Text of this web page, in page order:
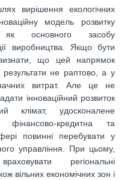
вирішення екологічних
модель розвитку
як основного засобу
виробництва. Якщо бути
що цей напрямок
результати не раптово, а у
витрат. Але це не
інноваційний розвиток
клімат, удосконалене
фінансово-кредитна та
повинні перебувати у
управління. При цьому,
регіональні
вільних економічних зон і